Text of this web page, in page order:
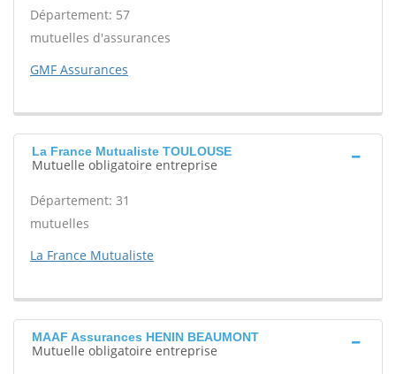
Département: 57
mutuelles d'assurances
GMF Assurances
La France Mutualiste TOULOUSE
Mutuelle obligatoire entreprise
Département: 31
mutuelles
La France Mutualiste
MAAF Assurances HENIN BEAUMONT
Mutuelle obligatoire entreprise